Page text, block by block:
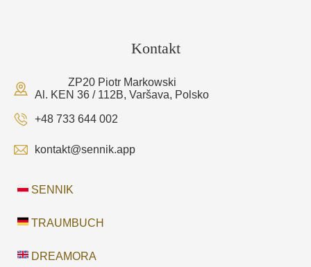
Kontakt
ZP20 Piotr Markowski
Al. KEN 36 / 112B, Varšava, Polsko
+48 733 644 002
kontakt@sennik.app
SENNIK
TRAUMBUCH
DREAMORA